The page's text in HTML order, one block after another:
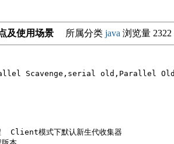
及使用场景 所属分类 java 浏览量 2322
Scavenge,serial old,Parallel
模式下默认新生代收集器